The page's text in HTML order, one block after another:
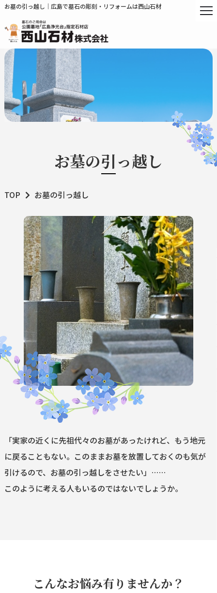
お墓の引っ越し｜広島で墓石の彫刻・リフォームは西山石材
お墓の引っ越し
TOP お墓の引っ越し
「実家の近くに先祖代々のお墓があったけれど、もう地元
に戻ることもない。このままお墓を放置しておくのも気が
引けるので、お墓の引っ越しをさせたい」……
このように考える人もいるのではないでしょうか。
こんなお悩み有りませんか？